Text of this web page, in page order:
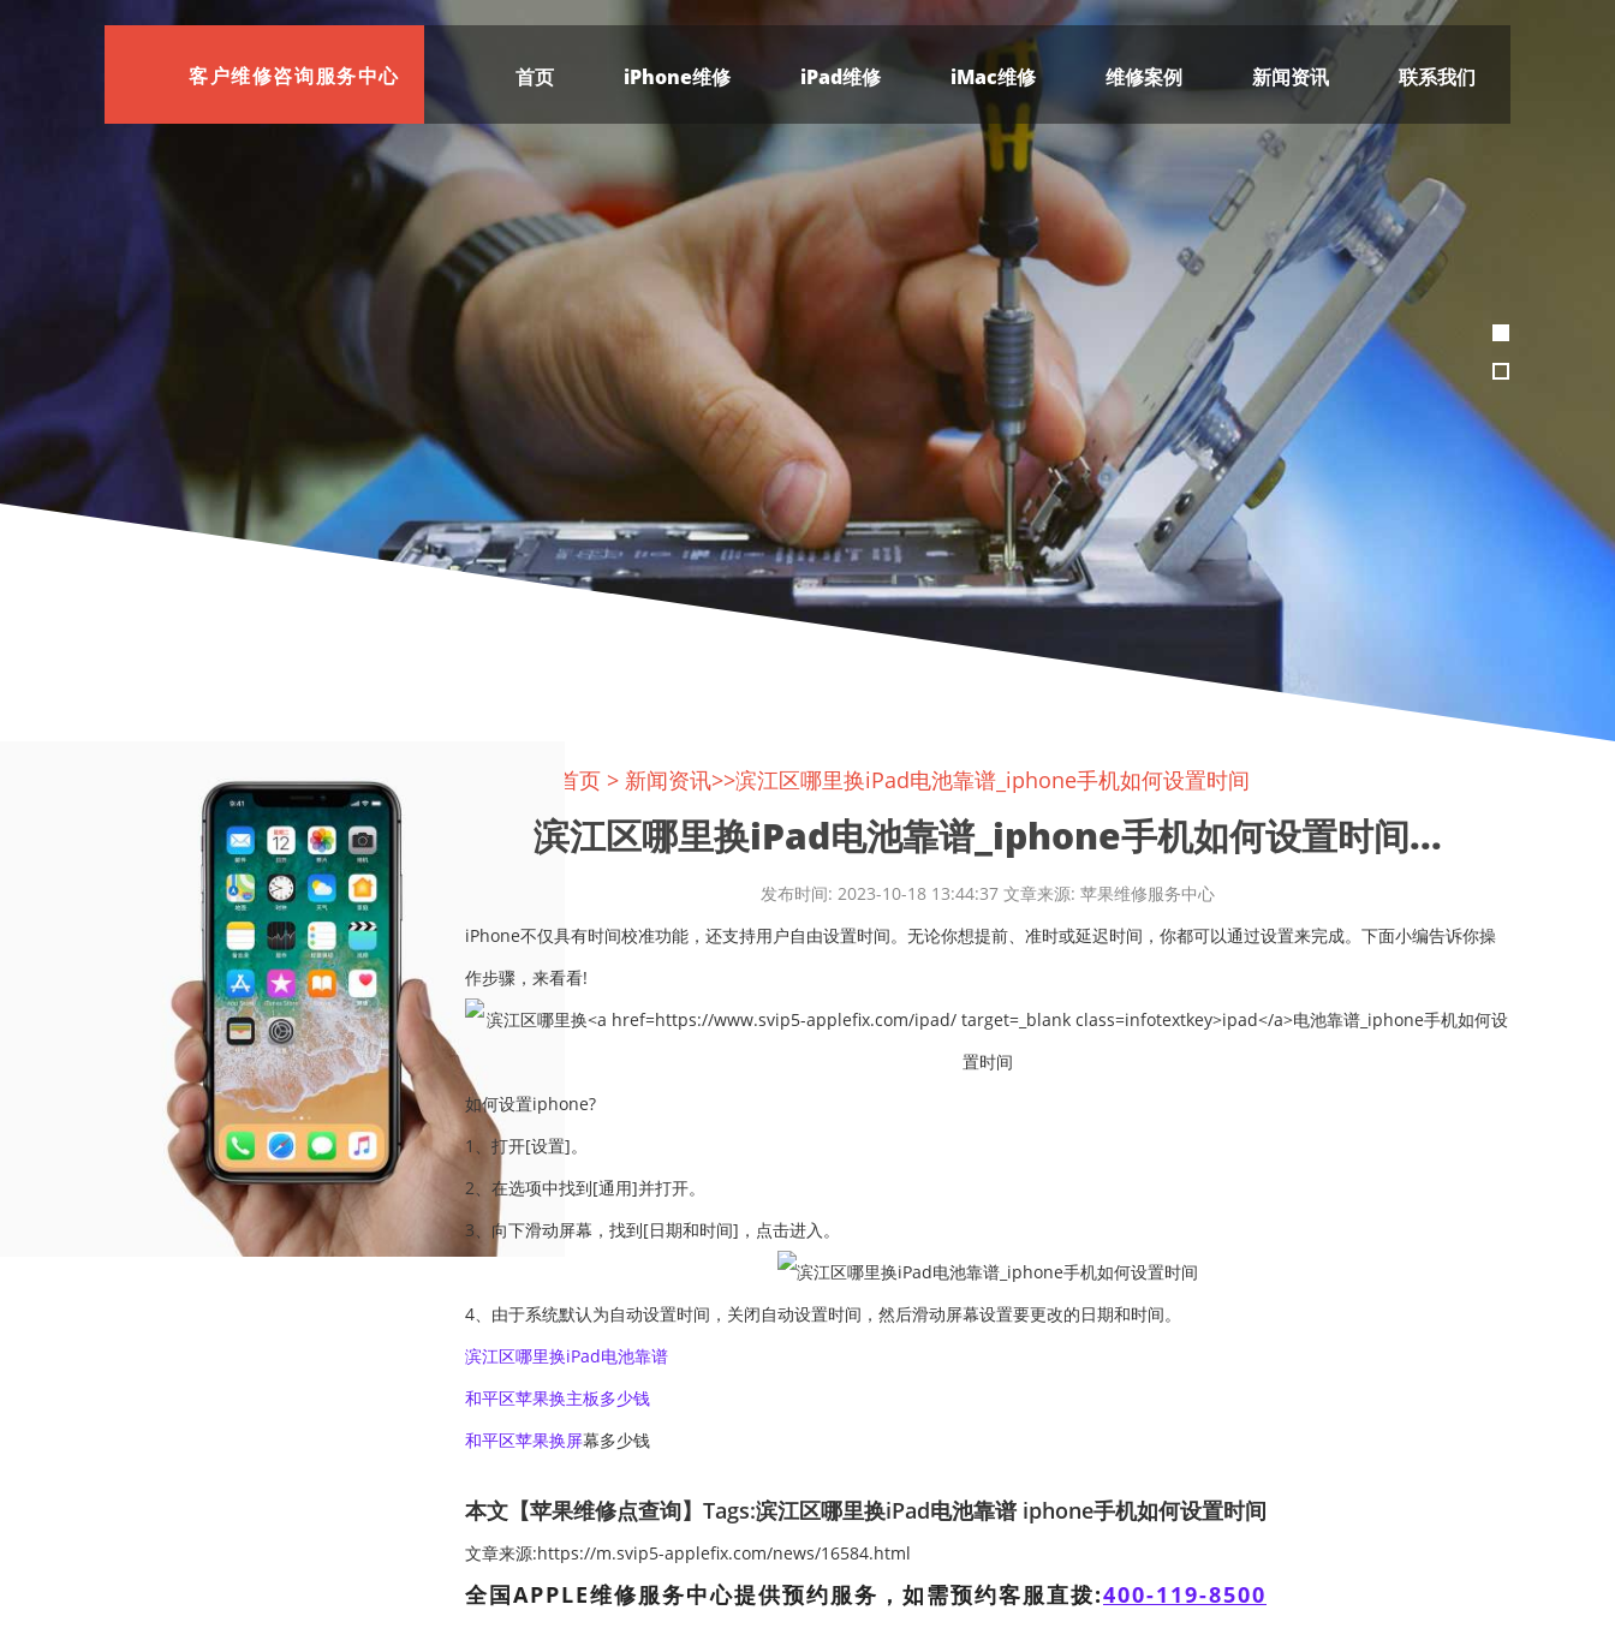
客户维修咨询服务中心 首页 iPhone维修 iPad维修 iMac维修 维修案例 新闻资讯 联系我们
首页 > 新闻资讯>>滨江区哪里换iPad电池靠谱_iphone手机如何设置时间
滨江区哪里换iPad电池靠谱_iphone手机如何设置时间...
发布时间: 2023-10-18 13:44:37 文章来源: 苹果维修服务中心
iPhone不仅具有时间校准功能，还支持用户自由设置时间。无论你想提前、准时或延迟时间，你都可以通过设置来完成。下面小编告诉你操
作步骤，来看看!
如何设置iphone?
1、打开[设置]。
2、在选项中找到[通用]并打开。
3、向下滑动屏幕，找到[日期和时间]，点击进入。
4、由于系统默认为自动设置时间，关闭自动设置时间，然后滑动屏幕设置要更改的日期和时间。
滨江区哪里换iPad电池靠谱
和平区苹果换主板多少钱
和平区苹果换屏幕多少钱
本文【苹果维修点查询】Tags:滨江区哪里换iPad电池靠谱 iphone手机如何设置时间
文章来源:https://m.svip5-applefix.com/news/16584.html
全国APPLE维修服务中心提供预约服务，如需预约客服直拨:400-119-8500